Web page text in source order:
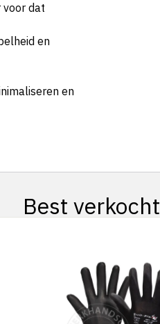
voor dat
en
en
Best verkocht